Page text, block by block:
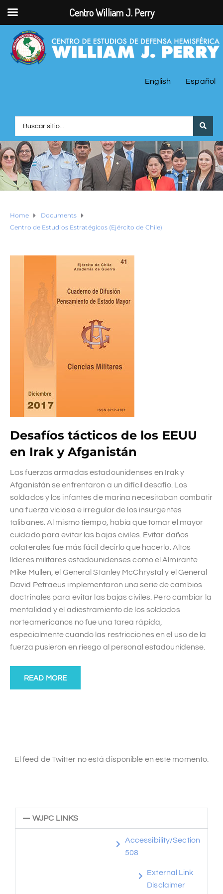
English Español
Home
Documents
Centro de Estudios Estratégicos (Ejército de Chile)
Desafíos tácticos de los EEUU
en Irak y Afganistán
Las fuerzas armadas estadounidenses en Irak y
Afganistán se enfrentaron a un difícil desafío. Los
soldados y los infantes de marina necesitaban combatir
una fuerza viciosa e irregular de los insurgentes
talibanes. Al mismo tiempo, había que tomar el mayor
cuidado para evitar las bajas civiles. Evitar daños
colaterales fue más fácil decirlo que hacerlo. Altos
líderes militares estadounidenses como el Almirante
Mike Mullen, el General Stanley McChrystal y el General
David Petraeus implementaron una serie de cambios
doctrinales para evitar las bajas civiles. Pero cambiar la
mentalidad y el adiestramiento de los soldados
norteamericanos no fue una tarea rápida,
especialmente cuando las restricciones en el uso de la
fuerza pusieron en riesgo al personal estadounidense.
READ MORE
El feed de Twitter no está disponible en este momento.
WJPC LINKS
Accessibility/Section
508
External Link
Disclaimer
Centro William J. Perry